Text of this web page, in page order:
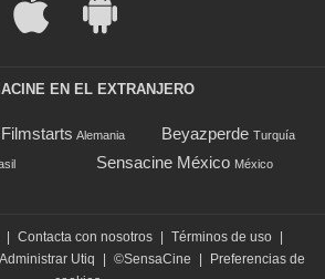
EN EL EXTRANJERO
Filmstarts Alemania Beyazperde Turquía
Sensacine México México
| Contacta con nosotros | Términos de uso |
Administrar Utiq | ©SensaCine |
Preferencias de